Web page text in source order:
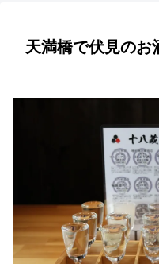
天満橋で伏見のお